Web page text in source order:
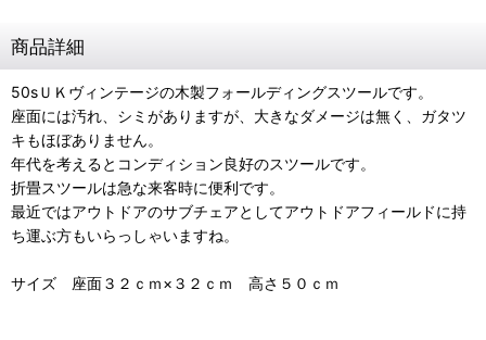
商品詳細
50sＵＫヴィンテージの木製フォールディングスツールです。
座面には汚れ、シミがありますが、大きなダメージは無く、ガタツ
キもほぼありません。
年代を考えるとコンディション良好のスツールです。
折畳スツールは急な来客時に便利です。
最近ではアウトドアのサブチェアとしてアウトドアフィールドに持
ち運ぶ方もいらっしゃいますね。
サイズ 座面３２ｃｍ×３２ｃｍ 高さ５０ｃｍ